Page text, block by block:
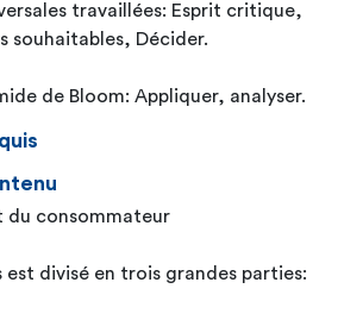
travaillées: Esprit critique,
souhaitables, Décider.
de Bloom: Appliquer, analyser.
du consommateur
est divisé en trois grandes parties: